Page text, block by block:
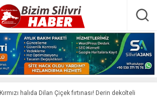
Kırmızı halıda Dilan Çiçek fırtınası! Derin dekolteli